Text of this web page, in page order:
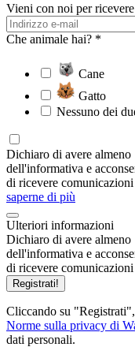
Vieni con noi per
Che animale hai? *
Cane
Gatto
Nessuno dei
Dichiaro di avere
dell'informativa e
di ricevere
saperne di più
Ulteriori informazioni
Dichiaro di avere
dell'informativa e
di ricevere
Registrati!
Cliccando su
Norme sulla privacy di
dati personali.